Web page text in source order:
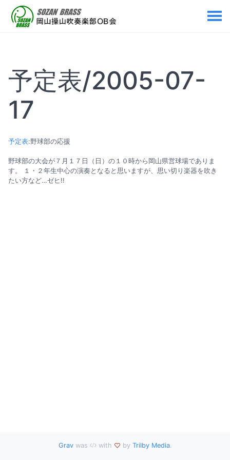
予定表/2005-07-
17
予定表:野球部の応援
野球部の大会が７月１７日（日）の１０時から岡山県営球場でありま
す。 １・２年生中心の演奏となると思いますが、思い切り楽器を吹き
たい方など…ゼヒ!!
Gravwas with by Trilby Media.